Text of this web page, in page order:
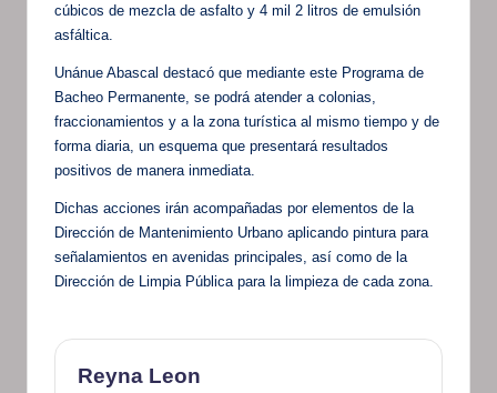
cúbicos de mezcla de asfalto y 4 mil 2 litros de emulsión
asfáltica.
Unánue Abascal destacó que mediante este Programa de
Bacheo Permanente, se podrá atender a colonias,
fraccionamientos y a la zona turística al mismo tiempo y de
forma diaria, un esquema que presentará resultados
positivos de manera inmediata.
Dichas acciones irán acompañadas por elementos de la
Dirección de Mantenimiento Urbano aplicando pintura para
señalamientos en avenidas principales, así como de la
Dirección de Limpia Pública para la limpieza de cada zona.
Reyna Leon